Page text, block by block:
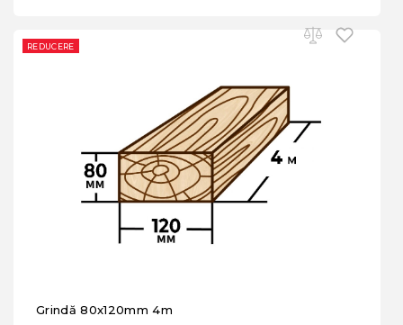
REDUCERE
Grindă 80x120mm 4m